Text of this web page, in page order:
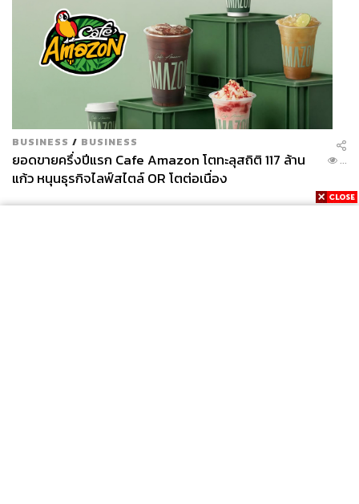
BUSINESS / BUSINESS
ยอดขายครึ่งปีแรก Cafe Amazon โตทะลุสถิติ 117 ล้าน
แก้ว หนุนธุรกิจไลฟ์สไตล์ OR โตต่อเนื่อง
...